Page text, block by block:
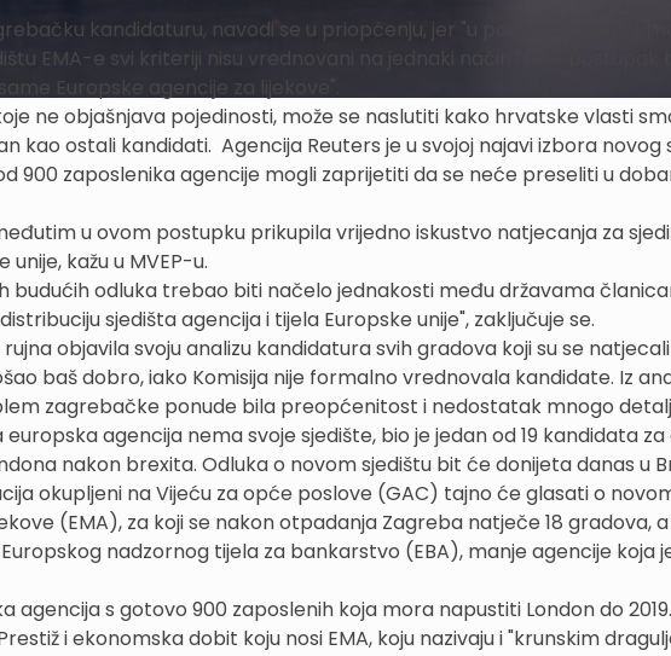
kandidaturu, navodi se u priopćenju, jer "u postupku koji
EMA-e svi kriteriji nisu vrednovani na jednaki način "te je postupak
Europske agencije za lijekove".
ne objašnjava pojedinosti, može se naslutiti kako hrvatske vlasti
kao ostali kandidati. Agencija Reuters je u svojoj najavi izbora novog
900 zaposlenika agencije mogli zaprijetiti da se neće preseliti u
u ovom postupku prikupila vrijedno iskustvo natjecanja za
kažu u MVEP-u.
budućih odluka trebao biti načelo jednakosti među državama
sjedišta agencija i tijela Europske unije", zaključuje se.
rujna objavila svoju analizu kandidatura svih gradova koji su se
baš dobro, iako Komisija nije formalno vrednovala kandidate. Iz
zagrebačke ponude bila preopćenitost i nedostatak mnogo
europska agencija nema svoje sjedište, bio je jedan od 19 kandidata
nakon brexita. Odluka o novom sjedištu bit će donijeta danas u
okupljeni na Vijeću za opće poslove (GAC) tajno će glasati o
(EMA), za koji se nakon otpadanja Zagreba natječe 18 gradova,
nadzornog tijela za bankarstvo (EBA), manje agencije koja
agencija s gotovo 900 zaposlenih koja mora napustiti London do
i ekonomska dobit koju nosi EMA, koju nazivaju i "krunskim